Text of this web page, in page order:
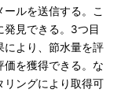
ルを送信する。こ
見できる。3つ目
により、節水量を評
を獲得できる。な
リングにより取得可